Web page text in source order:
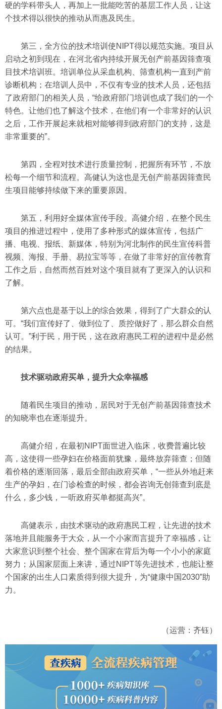
硬的学科带头人，再加上一批能吃苦的基层工作人员，让这
个技术得以很快的推动从而惠及民生。
第三，全方位的技术培训使NIPT得以规范实施。项目从
启动之初到现在，在河北省内持续开展无创产前基因筛查项
目技术培训班。培训单位从采血机构、筛查机构一直到产前
诊断机构；在培训人员中，不仅有专业的技术人员，还包括
了政府部门的相关人员，“给政府部门培训也成了我们的一个
特色。让他们也了解这个技术，在他们有一个非常好的认识
之后，工作开展起来就相对能够得到政府部门的支持，这是
非常重要的”。
第四，全程对技术进行质量控制，把握所有环节，不放
松每一个细节和流程。高健认为这也是无创产前基因筛查民
生项目能够持续做下来的重要原因。
第五，利用好全媒体宣传手段。高健介绍，在整个民生
项目的推进过程中，使用了多种形式的媒体宣传，包括广
播、电视、报纸、新媒体，特别为河北制作的民生宣传科普
视频、海报、手册、易拉宝等等，在做了非常好的宣传教育
工作之后，自然而然百姓对这个项目就有了更深入的认识和
了解。
第六点也是基于以上的综合效果，得到了广大群众的认
可。“我们宣传好了、做到位了、质控做好了，那么群众自然
认可。”利于民，用于民，这在政府惠民工程的进程中是必然
的结果。
技术驱动政府买单，提升大众幸福感
随着民生项目的推动，居民对于无创产前基因筛查技术
的知晓率也在逐渐提升。
高健介绍，在最初NIPT面世进入临床，收费普遍比较
高，这使得一些孕妇在价格面前犹豫，最终放弃筛查；但随
着价格的逐渐回落，最后全部由政府买单，“一些从外地赶来
生产的孕妇，在门诊检查的时候，都会咨询无创筛查到底是
什么，多少钱，一听政府买单都挺高兴”。
高健表示，由技术驱动的政府惠民工程，让先进的技术
落地并且能服务于大众，从一个小家而言提升了幸福感，让
大家意识到整个社会、整个国家在背后为每一个小小的家庭
努力；从国家层面上来讲，通过NIPT等先进技术，也能让整
个国家的出生人口素质得到很大提升，为“健康中国2030”助
力。
（运营：齐钰）